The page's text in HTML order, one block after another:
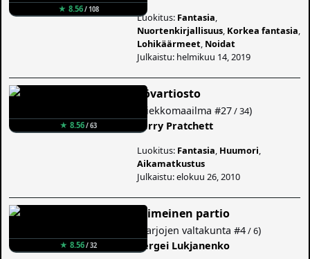
★ 8.56/ 108
Luokitus: Fantasia
Nuortenkirjallisuus Korkea fantasia
Lohikäärmeet Noidat
Julkaistu: helmikuu 14, 2019
★ 8.56/ 63
Yövartiosto
Kiekkomaailma #27/ 34)
Terry Pratchett
Luokitus: Fantasia Huumori
Aikamatkustus
Julkaistu: elokuu 26, 2010
★ 8.56/ 32
Viimeinen partio
Varjojen valtakunta #4/ 6)
Sergei Lukjanenko